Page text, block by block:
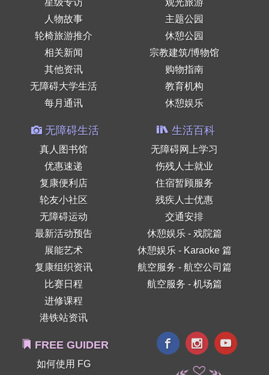
星级专访
人物故事
轮椅旅游推介
相关新闻
其他资讯
无障碍大学生活
每月通讯
观光旅游
主题公园
休憩公园
宗教建筑/博物馆
购物指南
教育机构
休憩娱乐
无障碍生活
真人图书馆
优惠速递
复康便利店
轮友小社区
无障碍运动
最新活动预告
展能艺术
复康组织资讯
比赛日程
进修课程
港铁站资讯
生活百科
无障碍网上学习
伤残人士就业
住宿暂顾服务
残疾人士优惠
交通安排
休憩娱乐 - 戏院篇
休憩娱乐 - Karaoke 篇
航空服务 - 航空公司篇
航空服务 - 机场篇
FREE GUIDER
如何使用 FG